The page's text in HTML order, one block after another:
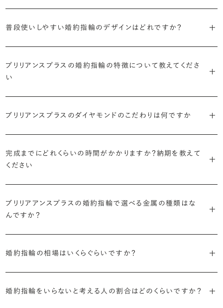
ン。手元にしっかりと存在感を添えてくれます。
華やかなデザインをお好みの方から非常に人気です。
選びいただけます。
・年齢を重ねても似合うリングを目指す
・着用シーンを想像して選ぶ
日常的に身に着けたいのか、お出かけの時だけ身に着けたいのか
な方が、扱いやすく活躍の頻度も高まるかもしれません。
・何を重要視するか明確にする
などがはっきりするほど、理想の婚約指輪が探しやすくなります。
迷った場合はショールームでジュエリーコンサルタントにご相談いた
は実物を指に着けて見え方を確かめることです。
までじっくりと試着していただけます。
ショールームで婚約指輪を試着する
見えやすいと言われています。
てきます。ぜひ、所要時間30秒のブリリアンスプラスオリジナル診断を
活用して、ご自身にぴったりのラインを探してみてください。
普段使いしやすい婚約指輪のデザインはどれですか？
なります。ブリリアンスプラスでは、普段の生活の中でも婚約指輪を楽
しく身に着けていただけるよう、全てのデザインが高さを抑えて作られ
より洋服への引っかかりへの心配を少なくしたい場合は、爪を使わず
迷った場合はショールームでジュエリーコンサルタントにぜひご相談
ください。お好みやライフスタイルを丁寧にヒアリングしながら、たくさ
プリリアンスプラスの婚約指輪の特徴について教えてくださ
い
ブリリアンスプラスではすべての婚約指輪をリングデザインとダイヤ
以上のデザインと組み合わせて、世界に一つの婚約指輪を製作できま
す。
ジュエリーの購入は初めてというお客様も多いからこそ、より安心して
お選びいただくために。在庫を持たない、店舗を過剰に設けないな
ど、コストをカットすることで適正価格を実現しています。また、ご用意
います。
ブリリアンスプラスのダイヤモンドのこだわりは何ですか
種類、品質、価格に至るまで、あらゆる価値観に合う多様なダイヤモン
ドをご用意しています。一般的な天然のラウンドシェイプだけでも3万
・業界の当たり前にとらわれない適正価格と透明性
ごとの価格・品質情報もすべて公開しています。
ダイヤモンド供給元のデータと直接繋がる独自の検索画面で、品質を
完成までにどれくらいの時間がかかりますか？納期を教えて
ください
つひとつ心をこめてお作りいたします。基本の納期は4週間前後、素材
やデザインによって5週間ほどお日にちを頂戴する場合がございます。
でお問い合わせください。
ブリリアアンスプラスの婚約指輪で選べる金属の種類はな
んですか？
ールドを組み合わせたコンビネーションからお選びいただけます。ゴ
婚約指輪の相場はいくらぐらいですか？
平均で約43.8万円。30〜40万円未満の範囲で選ぶカップルが18.7%
婚約指輪をいらないと考える人の割合はどのくらいですか？